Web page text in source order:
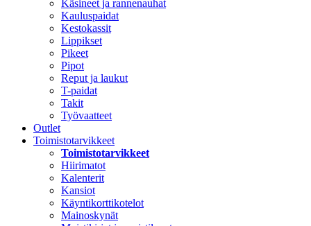
Käsineet ja rannenauhat
Kauluspaidat
Kestokassit
Lippikset
Pikeet
Pipot
Reput ja laukut
T-paidat
Takit
Työvaatteet
Outlet
Toimistotarvikkeet
Toimistotarvikkeet
Hiirimatot
Kalenterit
Kansiot
Käyntikorttikotelot
Mainoskynät